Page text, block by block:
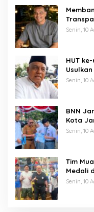
Senin, 10
HUT
Senin, 10
BNN
Kota
Vape
Senin, 10
Tim
Medali
Senin, 10